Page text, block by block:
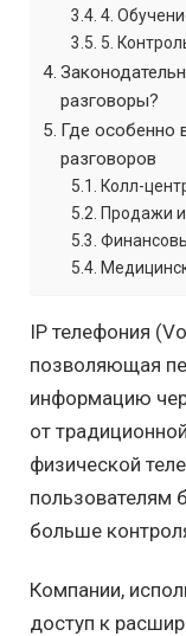
4.
5.
разговоры?
Где особенно
разговоров
Колл-
Продажи
IP телефония
позволяющая
информацию
от
физической
пользователям
больше
Компании,
доступ к